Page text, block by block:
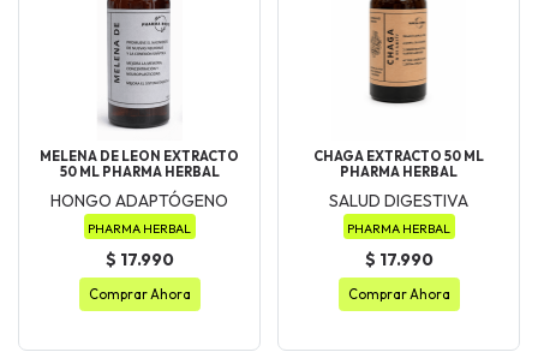
MELENA DE LEON EXTRACTO
50 ML PHARMA HERBAL
HONGO ADAPTÓGENO
PHARMA HERBAL
$ 17.990
Comprar Ahora
CHAGA EXTRACTO 50 ML
PHARMA HERBAL
SALUD DIGESTIVA
PHARMA HERBAL
$ 17.990
Comprar Ahora